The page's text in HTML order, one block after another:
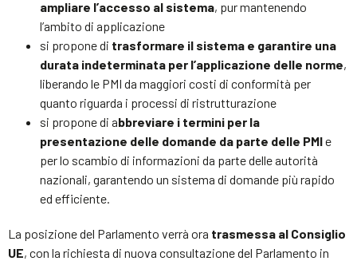
ampliare l’accesso al sistema, pur mantenendo
l’ambito di applicazione
si propone di trasformare il sistema e garantire una
durata indeterminata per l’applicazione delle norme,
liberando le PMI da maggiori costi di conformità per
quanto riguarda i processi di ristrutturazione
si propone di abbreviare i termini per la
presentazione delle domande da parte delle PMIe
per lo scambio di informazioni da parte delle autorità
nazionali, garantendo un sistema di domande più rapido
ed efficiente.
La posizione del Parlamento verrà ora trasmessa al Consiglio
UE, con la richiesta di nuova consultazione del Parlamento in